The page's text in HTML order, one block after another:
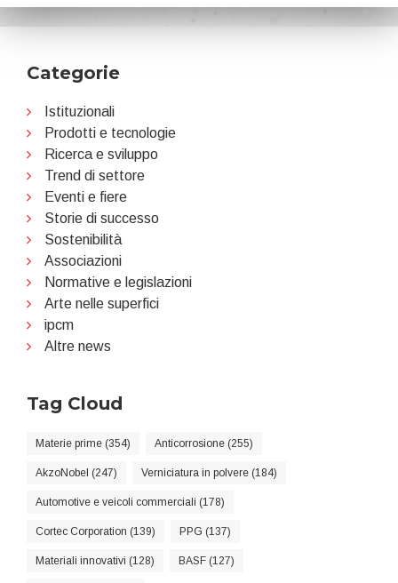
Categorie
Istituzionali
Prodotti e tecnologie
Ricerca e sviluppo
Trend di settore
Eventi e fiere
Storie di successo
Sostenibilità
Associazioni
Normative e legislazioni
Arte nelle superfici
ipcm
Altre news
Tag Cloud
Materie prime (354) Anticorrosione (255)
AkzoNobel (247) Verniciatura in polvere (184)
Automotive e veicoli commerciali (178)
Cortec Corporation (139) PPG (137)
Materiali innovativi (128) BASF (127)